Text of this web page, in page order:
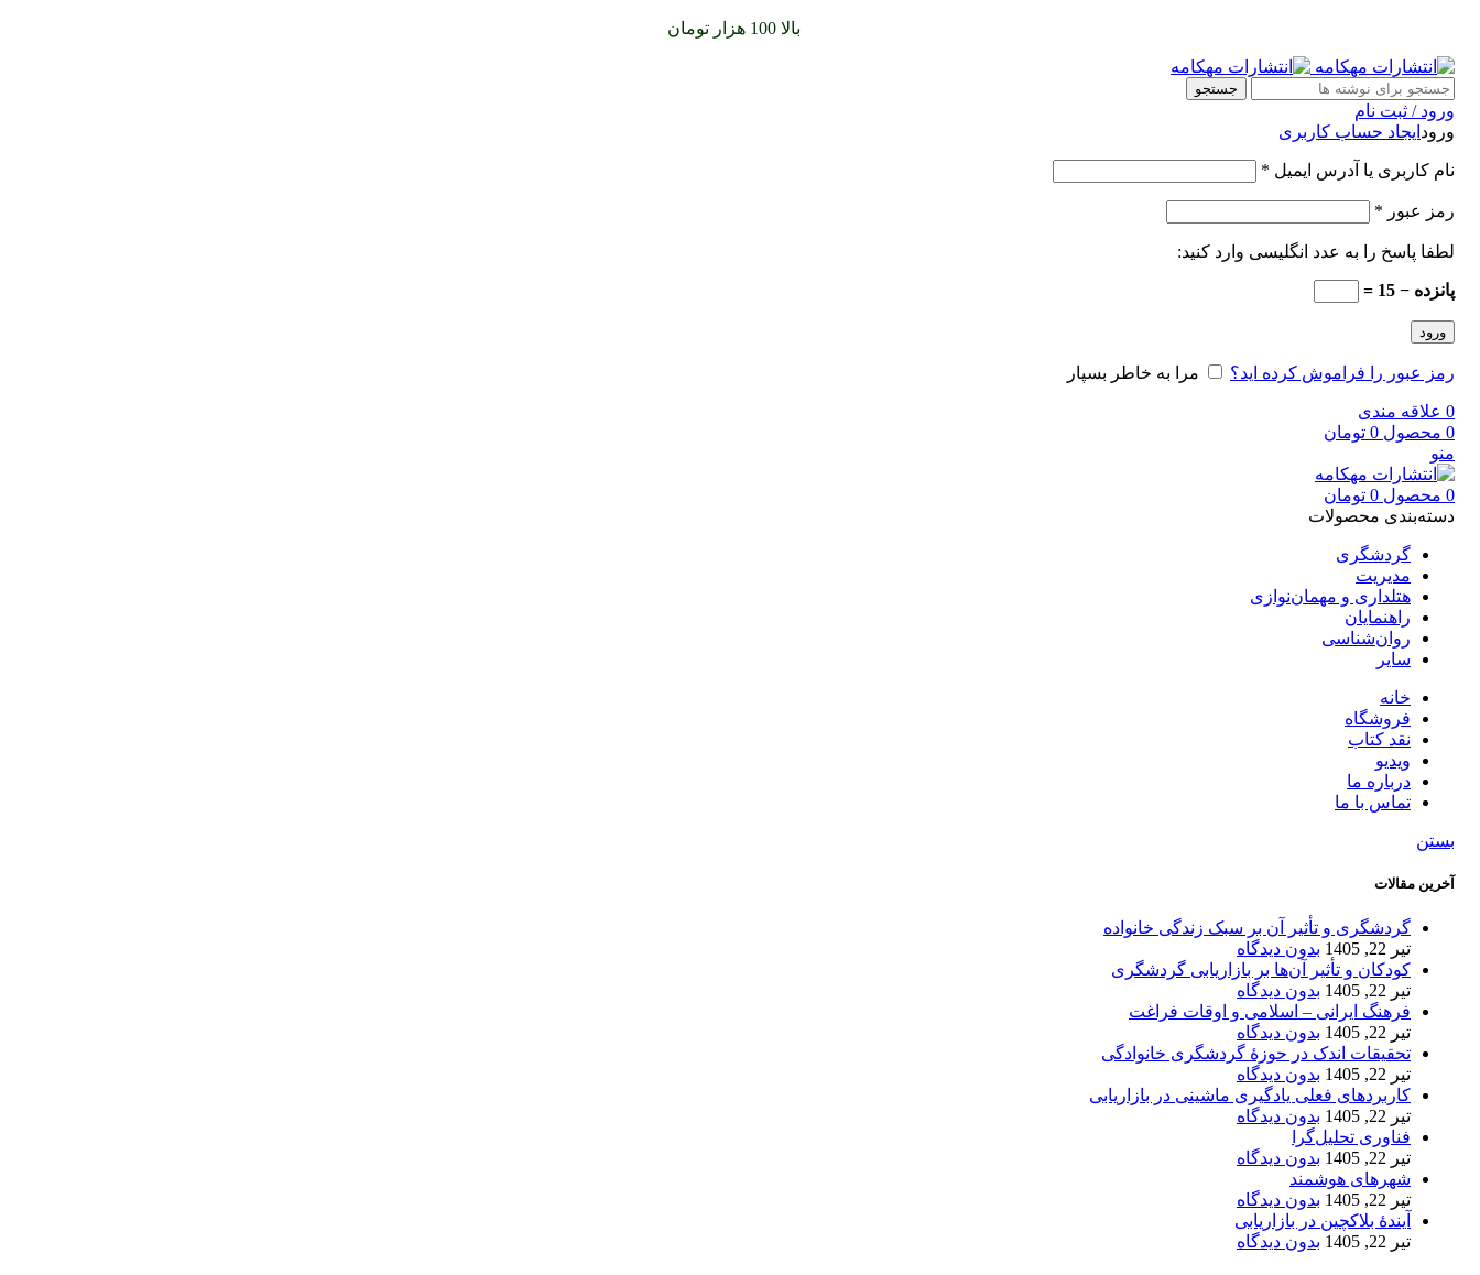
بالا 100 هزار تومان
جستجو
ورود / ثبت نام
ورود ایجاد حساب کاربری
نام کاربری یا آدرس ایمیل *
رمز عبور *
لطفا پاسخ را به عدد انگلیسی وارد کنید:
پانزده − 15 =
ورود
رمز عبور را فراموش کرده اید؟ مرا به خاطر بسپار
0 علاقه مندی
0 محصول 0 تومان
منو
0 محصول 0 تومان
دسته‌بندی محصولات
گردشگری
مدیریت
هتلداری و مهمان‌نوازی
راهنمایان
روان‌شناسی
سایر
خانه
فروشگاه
نقد کتاب
ویدیو
درباره‌ ما
تماس با ما
بستن
آخرین مقالات
گردشگری و تأثیر آن بر سبک زندگی خانواده
تیر 22, 1405
بدون دیدگاه
کودکان و تأثیر آن‌ها بر بازاریابی گردشگری
تیر 22, 1405
بدون دیدگاه
فرهنگ ایرانی – اسلامی و اوقات فراغت
تیر 22, 1405
بدون دیدگاه
تحقیقات اندک در حوزۀ گردشگری خانوادگی
تیر 22, 1405
بدون دیدگاه
کاربردهای فعلی یادگیری ماشینی در بازاریابی
تیر 22, 1405
بدون دیدگاه
فناوری تحلیل‌گرا
تیر 22, 1405
بدون دیدگاه
شهرهای هوشمند
تیر 22, 1405
بدون دیدگاه
آیندۀ بلاکچین در بازاریابی
تیر 22, 1405
بدون دیدگاه